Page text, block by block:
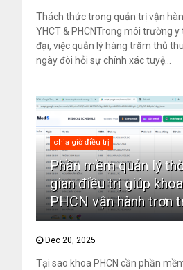
Thách thức trong quản trị vận
YHCT & PHCNTrong môi trường y
đại, việc quản lý hàng trăm thủ
ngày đòi hỏi sự chính xác tuyệ...
chia giờ điều trị
Phần mềm quản lý
gian điều trị giúp khoa
PHCN vận hành trơn
Dec 20, 2025
Tại sao khoa PHCN cần phần